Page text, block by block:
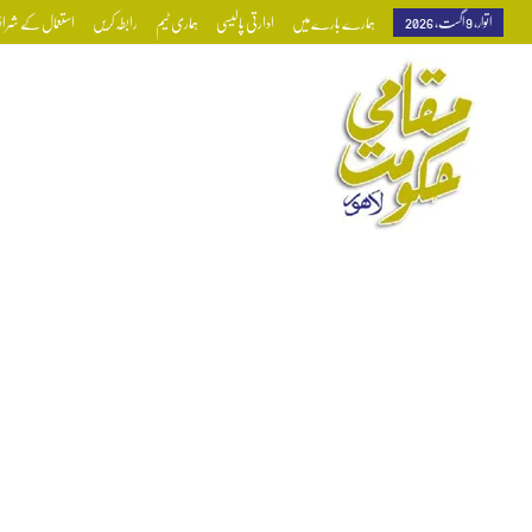
اتوار, 9 اگست, 2026 ہمارے بارے میں ادارتی پالیسی ہماری ٹیم رابطہ کریں استعمال کے